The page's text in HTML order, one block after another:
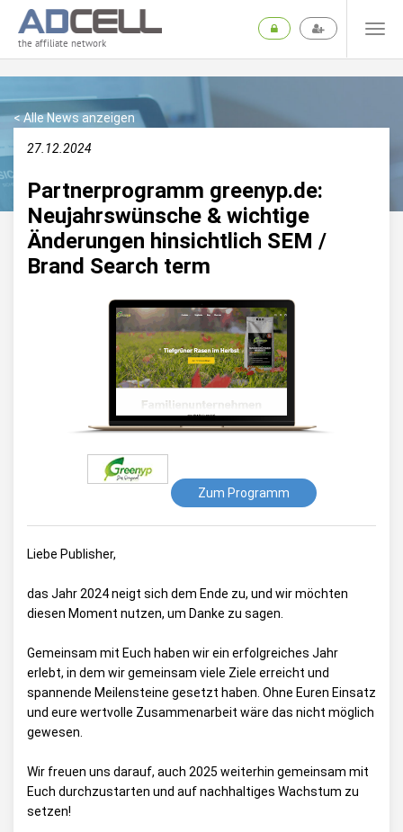
the affiliate network
< Alle News anzeigen
27.12.2024
Partnerprogramm greenyp.de:
Neujahrswünsche & wichtige
Änderungen hinsichtlich SEM /
Brand Search term
Zum Programm
Liebe Publisher,
das Jahr 2024 neigt sich dem Ende zu, und wir möchten
diesen Moment nutzen, um Danke zu sagen.
Gemeinsam mit Euch haben wir ein erfolgreiches Jahr
erlebt, in dem wir gemeinsam viele Ziele erreicht und
spannende Meilensteine gesetzt haben. Ohne Euren Einsatz
und eure wertvolle Zusammenarbeit wäre das nicht möglich
gewesen.
Wir freuen uns darauf, auch 2025 weiterhin gemeinsam mit
Euch durchzustarten und auf nachhaltiges Wachstum zu
setzen!